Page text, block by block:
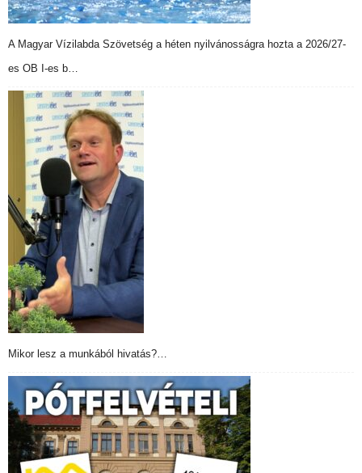
A Magyar Vízilabda Szövetség a héten nyilvánosságra hozta a 2026/27-
es OB I-es b…
Mikor lesz a munkából hivatás?…